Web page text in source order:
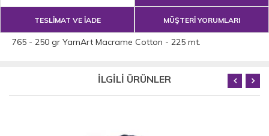
TESLİMAT VE İADE MÜŞTERİ YORUMLARI
765 - 250 gr YarnArt Macrame Cotton - 225 mt.
İLGİLİ ÜRÜNLER